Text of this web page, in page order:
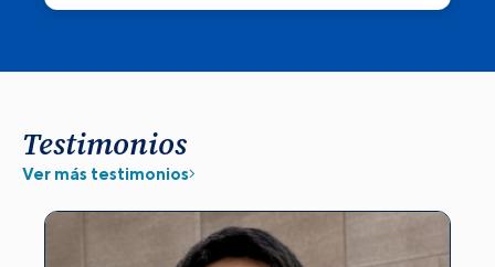
Testimonios
Ver más testimonios